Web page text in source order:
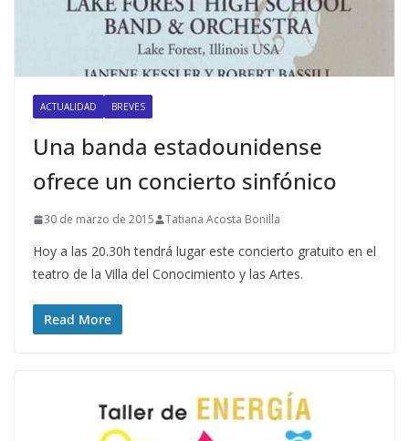
ACTUALIDAD BREVES
Una banda estadounidense
ofrece un concierto sinfónico
30 de marzo de 2015 Tatiana Acosta Bonilla
Hoy a las 20.30h tendrá lugar este concierto gratuito en el
teatro de la Villa del Conocimiento y las Artes.
Read More